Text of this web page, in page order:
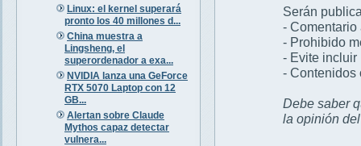
Linux: el kernel superará
pronto los 40 millones d...
China muestra a
Lingsheng, el
superordenador a exa...
NVIDIA lanza una GeForce
RTX 5070 Laptop con 12
GB...
Alertan sobre Claude
Mythos capaz detectar
vulnera...
Serán
- Comentario
- Prohibido
- Evite incluir
- Contenidos
Debe saber
la opinión